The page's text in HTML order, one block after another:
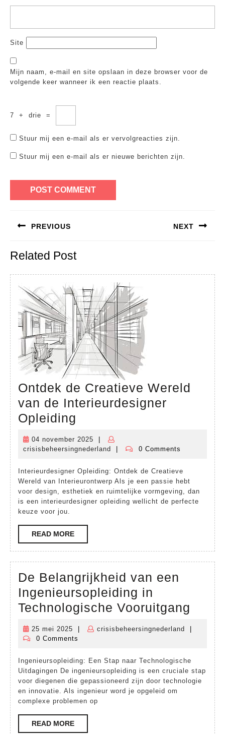
Site
Mijn naam, e-mail en site opslaan in deze browser voor de
volgende keer wanneer ik een reactie plaats.
7 + drie =
Stuur mij een e-mail als er vervolgreacties zijn.
Stuur mij een e-mail als er nieuwe berichten zijn.
navigatie
PREVIOUS
post:
NEXT
Related Post
Ontdek de Creatieve Wereld
van de Interieurdesigner
Opleiding
Creatieve
van
de
Interieurdesigner
Opleiding
04 november 2025
04
november
crisisbeheersingnederland
crisisbeheersingnederland
0 Comments
Interieurdesigner Opleiding: Ontdek de Creatieve
Wereld van Interieurontwerp Als je een passie hebt
voor design, esthetiek en ruimtelijke vormgeving, dan
is een interieurdesigner opleiding wellicht de perfecte
keuze voor jou.
READ MOREREAD
MORE
De Belangrijkheid van een
Ingenieursopleiding in
Technologische Vooruitgang
van
in
25 mei 2025
25
mei
crisisbeheersingnederland
0 Comments
Ingenieursopleiding: Een Stap naar Technologische
Uitdagingen De ingenieursopleiding is een cruciale stap
voor diegenen die gepassioneerd zijn door technologie
en innovatie. Als ingenieur word je opgeleid om
complexe problemen op
READ MOREREAD